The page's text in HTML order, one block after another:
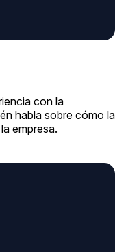
con la
habla sobre cómo la
empresa.